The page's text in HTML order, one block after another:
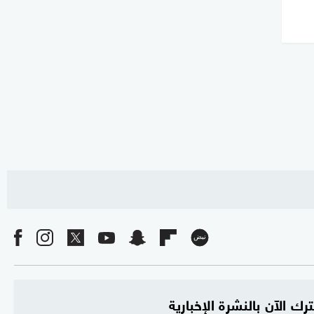
الآن بالنشرة الإخبارية